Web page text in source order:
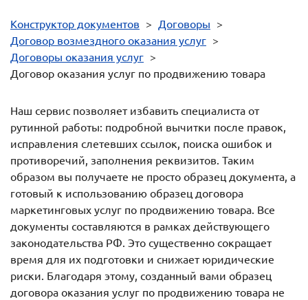
Конструктор документов > Договоры >
Договор возмездного оказания услуг >
Договоры оказания услуг >
Договор оказания услуг по продвижению товара
Наш сервис позволяет избавить специалиста от
рутинной работы: подробной вычитки после правок,
исправления слетевших ссылок, поиска ошибок и
противоречий, заполнения реквизитов. Таким
образом вы получаете не просто образец документа, а
готовый к использованию образец договора
маркетинговых услуг по продвижению товара. Все
документы составляются в рамках действующего
законодательства РФ. Это существенно сокращает
время для их подготовки и снижает юридические
риски. Благодаря этому, созданный вами образец
договора оказания услуг по продвижению товара не